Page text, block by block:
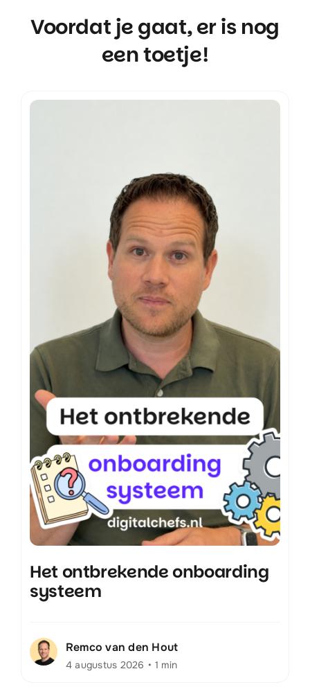
Voordat je gaat, er is nog
een toetje!
Het ontbrekende onboarding
systeem
Remco van den Hout
4 augustus 2026 • 1 min